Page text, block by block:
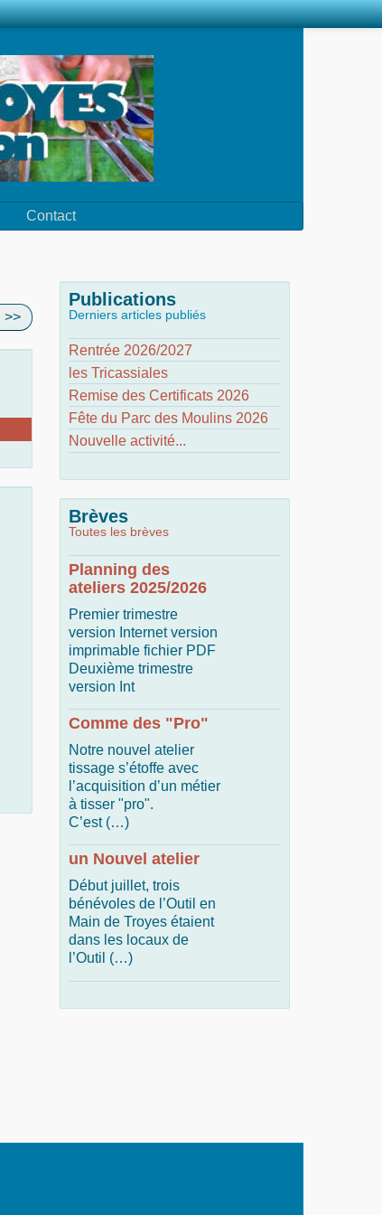
Contact
>>
Publications
Derniers articles publiés
Rentrée 2026/2027
les Tricassiales
Remise des Certificats 2026
Fête du Parc des Moulins 2026
Nouvelle activité...
Brèves
Toutes les brèves
Planning des
ateliers 2025/2026
Premier trimestre
version Internet version
imprimable fichier PDF
Deuxième trimestre
version Int
Comme des "Pro"
Notre nouvel atelier
tissage s’étoffe avec
l’acquisition d’un métier
à tisser "pro".
C’est (…)
un Nouvel atelier
Début juillet, trois
bénévoles de l’Outil en
Main de Troyes étaient
dans les locaux de
l’Outil (…)